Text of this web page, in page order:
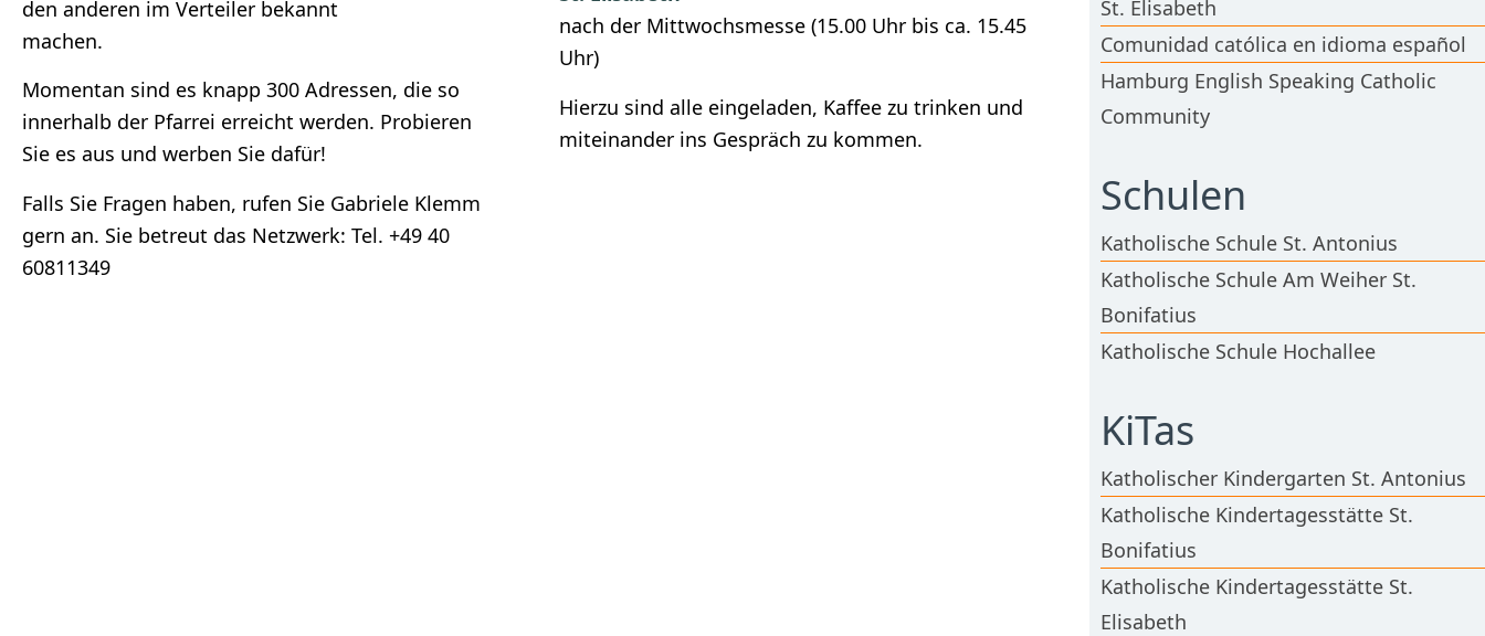
den anderen im Verteiler bekannt
machen.
Momentan sind es knapp 300 Adressen, die so
innerhalb der Pfarrei erreicht werden. Probieren
Sie es aus und werben Sie dafür!
Falls Sie Fragen haben, rufen Sie Gabriele Klemm
gern an. Sie betreut das Netzwerk: Tel. +49 40
60811349
nach der Mittwochsmesse (15.00 Uhr bis ca. 15.45
Uhr)
Hierzu sind alle eingeladen, Kaffee zu trinken und
miteinander ins Gespräch zu kommen.
St. Elisabeth
Comunidad católica en idioma español
Hamburg English Speaking Catholic
Community
Schulen
Katholische Schule St. Antonius
Katholische Schule Am Weiher St.
Bonifatius
Katholische Schule Hochallee
KiTas
Katholischer Kindergarten St. Antonius
Katholische Kindertagesstätte St.
Bonifatius
Katholische Kindertagesstätte St.
Elisabeth